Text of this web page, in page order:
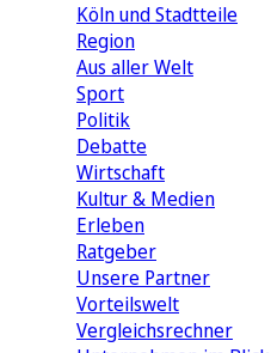
Köln und Stadtteile
Region
Aus aller Welt
Sport
Politik
Debatte
Wirtschaft
Kultur & Medien
Erleben
Ratgeber
Unsere Partner
Vorteilswelt
Vergleichsrechner